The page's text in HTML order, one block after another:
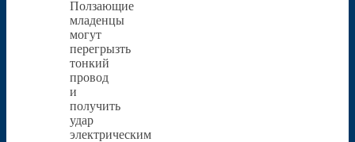
Ползающие
младенцы
могут
перегрызть
тонкий
провод
и
получить
удар
электрическим